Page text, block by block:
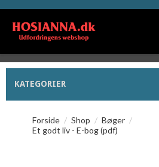
KATEGORIER
Forside / Shop / Bøger /
Et godt liv - E-bog (pdf)